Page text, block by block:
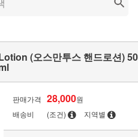
(오스만투스 핸드로션) 50
판매가격 28,000원
배송비
(조건) 지역별